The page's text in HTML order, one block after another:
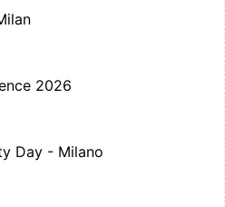
2026
Day - Milano